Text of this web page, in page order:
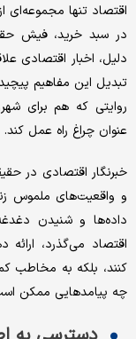
اقتصاد تنها مجموعه‌ای
در سبد خرید، فیش
دلیل، اخبار اقتصادی
تبدیل این مفاهیم
روایتی که هم برای
عنوان چراغ راه عمل کند.
خبرنگار اقتصادی در
و واقعیت‌های ملموس
داده‌ها و شنیدن
اقتصاد می‌گذرد،
کنند، بلکه به مخاطب
چه پیامدهایی ممکن